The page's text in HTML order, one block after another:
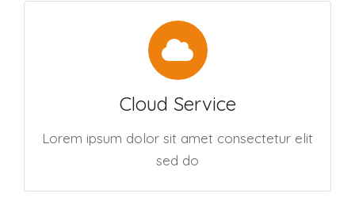
Cloud Service
Lorem ipsum dolor sit amet consectetur elit
sed do